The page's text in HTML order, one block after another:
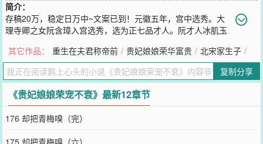
简介：
存稿20万，稳定日万中~文案已到！元徽五年，宫中选秀。大
理寺卿之女阮含璋入宫选秀，选为正七品才人。阮才人冰肌玉
璋泰然处之，不卑不亢。因她根本就不是阮含璋，她只是替名门千金
入宫邀宠的扬州瘦马。只待真正的阮含璋大病痊愈，届时阮家会送入
“二小姐”，而她就再无用处。当监视她的姑姑送来毒酒时，阮含璋含
笑接过，一饮而尽。一把大火烧光了棠梨阁，也送走了刚刚封为庄嫔
的阮娘娘。同年中秋佳节，宫宴正欢。皇帝于太液池游园，于腊梅树
下惊鸿一瞥，看到一抹熟悉靓影。之后，听雪宫多了一位姜选侍。姜
云冉坐在雕梁画栋的宫闱中，慢慢勾起唇角。替别人夺得的终究是空
中楼阁，这一次，她要为自己争上一争。直到——坐上那人人敬仰的
其它作品： 重生在夫君称帝前 / 贵妃娘娘荣华富贵 / 北宋家生子 /
复制分享
《贵妃娘娘荣宠不衰》最新12章节
176 却把青梅嗅（完）